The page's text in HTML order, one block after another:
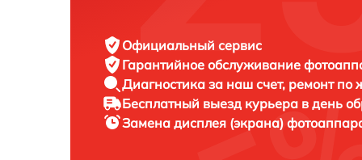
Официальный сервис
Гарантийное обслуживание
Диагностика за наш счет, ремонт по
Бесплатный выезд курьера в день
Замена дисплея (экрана)